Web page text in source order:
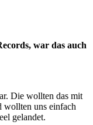
war das auch
Die wollten das mit
wollten uns einfach
gelandet.